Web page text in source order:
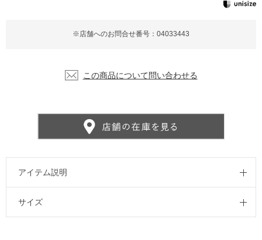
※店舗へのお問合せ番号：04033443
この商品について問い合わせる
アイテム説明
サイズ